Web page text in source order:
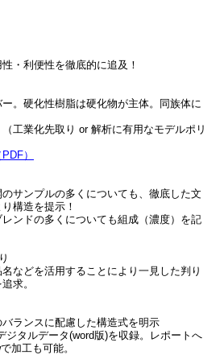
・利便性を徹底的に追及！
。硬化性樹脂は硬化物が主体。同族体に
工業化先取り or 解析に有用なモデルポリ
）
サンプルの多くについても、徹底した文
構造を提示！
ンドの多くについても組成（濃度）を記
などを活用することにより一見した判り
求。
ランスに配慮した構造式を明示
タルデータ(word版)を収録。レポートへ
加工も可能。